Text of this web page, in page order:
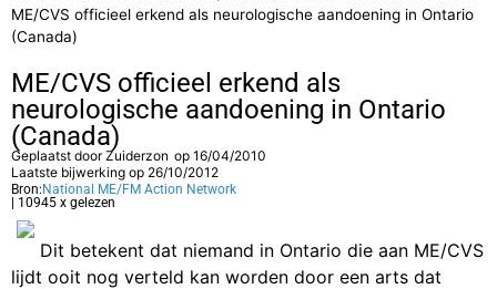
ME/CVS officieel erkend als neurologische aandoening in Ontario
(Canada)
ME/CVS officieel erkend als
neurologische aandoening in Ontario
(Canada)
Geplaatst doorZuiderzon op 16/04/2010
Laatste bijwerking op 26/10/2012
Bron: National ME/FM Action Network
| 10945 x gelezen
Dit betekent dat niemand in Ontario die aan ME/CVS
lijdt ooit nog verteld kan worden door een arts dat